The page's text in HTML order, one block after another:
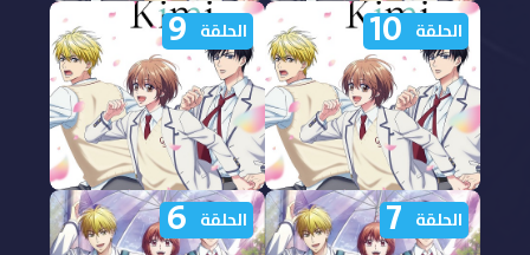
مشاهدة انمي Hana Kimi
الحلقة 12 مترجمة
مشاهدة انمي Hana Kimi
الحلقة 11 مترجمة
مشاهدة انمي Hana Kimi
الحلقة 10 مترجمة
الحلقة 10
مشاهدة انمي Hana Kimi
الحلقة 9 مترجمة
الحلقة 9
الحلقة 7 الحلقة 6